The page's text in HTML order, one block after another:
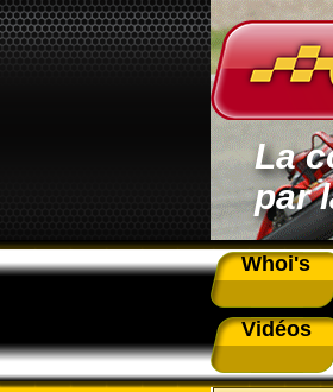
La
par
Whoi's
Vidéos